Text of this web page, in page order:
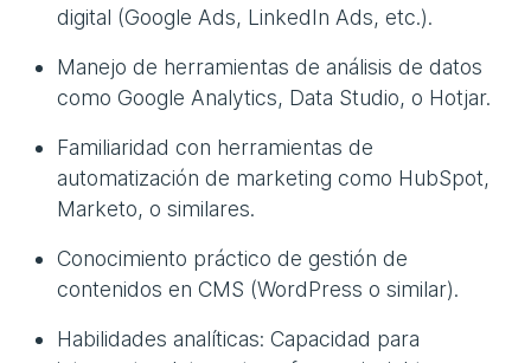
digital (Google Ads, LinkedIn Ads, etc.).
Manejo de herramientas de análisis de datos
como Google Analytics, Data Studio, o Hotjar.
Familiaridad con herramientas de
automatización de marketing como HubSpot,
Marketo, o similares.
Conocimiento práctico de gestión de
contenidos en CMS (WordPress o similar).
Habilidades analíticas: Capacidad para